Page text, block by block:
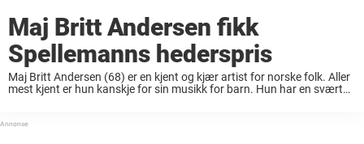
Maj Britt Andersen fikk
Spellemanns hederspris
Maj Britt Andersen (68) er en kjent og kjær artist for norske folk. Aller
mest kjent er hun kanskje for sin musikk for barn. Hun har en svært